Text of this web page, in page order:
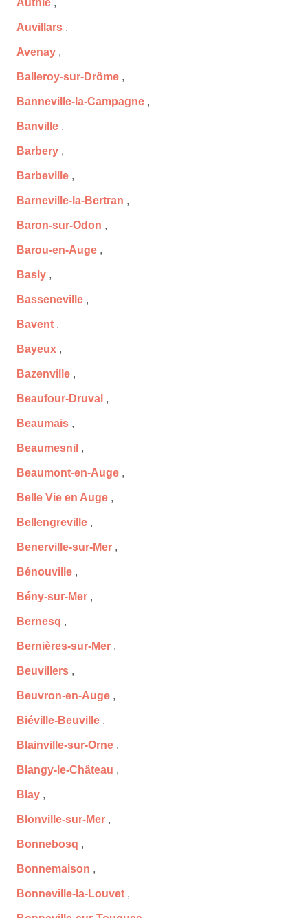
Auvillars ,
Avenay ,
Balleroy-sur-Drôme ,
Banneville-la-Campagne ,
Banville ,
Barbery ,
Barbeville ,
Barneville-la-Bertran ,
Baron-sur-Odon ,
Barou-en-Auge ,
Basly ,
Basseneville ,
Bavent ,
Bayeux ,
Bazenville ,
Beaufour-Druval ,
Beaumais ,
Beaumesnil ,
Beaumont-en-Auge ,
Belle Vie en Auge ,
Bellengreville ,
Benerville-sur-Mer ,
Bénouville ,
Bény-sur-Mer ,
Bernesq ,
Bernières-sur-Mer ,
Beuvillers ,
Beuvron-en-Auge ,
Biéville-Beuville ,
Blainville-sur-Orne ,
Blangy-le-Château ,
Blay ,
Blonville-sur-Mer ,
Bonnebosq ,
Bonnemaison ,
Bonneville-la-Louvet ,